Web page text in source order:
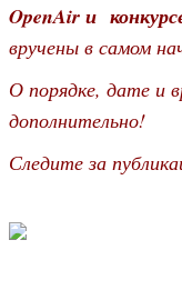
OpenAir и
вручены в самом
О порядке, дате и
дополнительно!
Следите за